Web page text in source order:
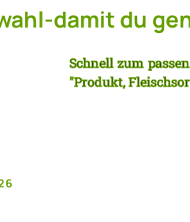
damit du
Schnell zum
"Produkt,